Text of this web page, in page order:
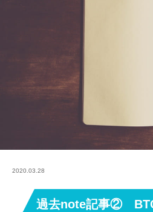
2020.03.28
過去note記事②